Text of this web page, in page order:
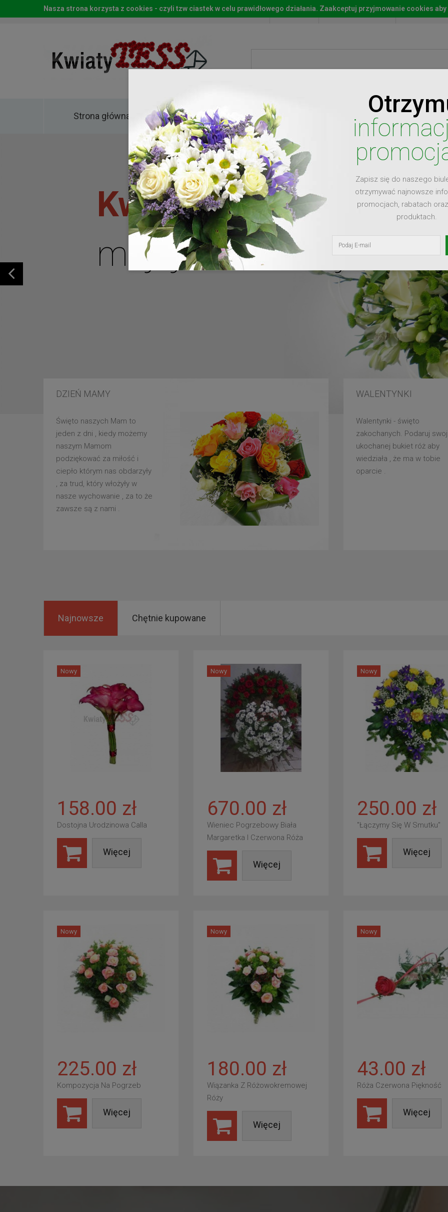
Start Moje konto Lista
Strona główna Kwiaty
Kwiaty dla
mojej ukochanej
DZIEŃ MAMY
Święto naszych Mam to
jeden z dni , kiedy możemy
naszym Mamom
podziękować za miłość i
ciepło którym nas obdarzyły
, za trud, który włożyły w
nasze wychowanie , za to że
zawsze są z nami .
WALENTYNKI
Walentynki - święto
zakochanych. Podaruj
ukochanej bukiet róż aby
wiedziała , że ma w tobie
oparcie .
Zapisz się do naszego
otrzymywać najnowsze
promocjach, rabatach
produktach.
Najnowsze Chętnie kupowane
Nowy
158.00 zł
Dostojna Urodzinowa Calla
Więcej
Nowy
670.00 zł
Wieniec Pogrzebowy Biała
Margaretka I Czerwona Róża
Więcej
Nowy
250.00 zł
"Łączymy Się W Smutku"
Więcej
Nowy
225.00 zł
Kompozycja Na Pogrzeb
Więcej
Nowy
180.00 zł
Wiązanka Z Różowokremowej
Róży
Więcej
Nowy
43.00 zł
Róża Czerwona Piękność
Więcej
Nasza strona korzysta z cookies - czyli tzw ciastek w celu prawidłowego działania. Zaakceptuj przyjmowanie cookies